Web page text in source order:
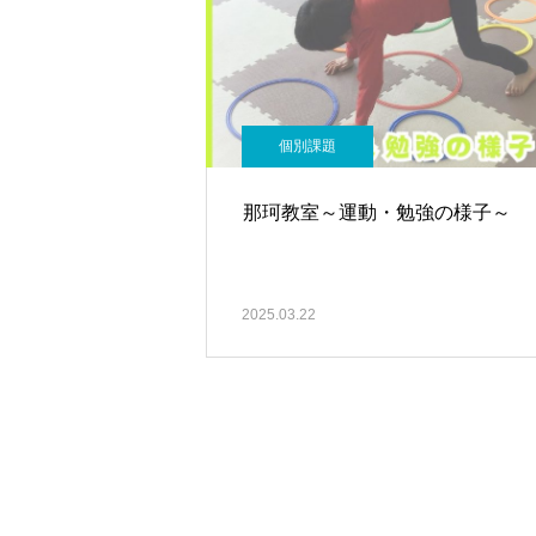
個別課題
那珂教室～運動・勉強の様子～
2025.03.22